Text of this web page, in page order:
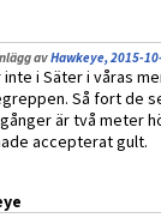
avHawkeye, 2015-
inte i Säter i våras
Så fort de
är två meter
accepterat gult.